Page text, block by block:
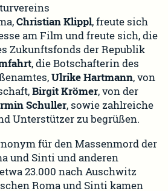
Christian Klippl, freute sich
am Film und freute sich, die
Zukunftsfonds der Republik
, die Botschafterin des
Ulrike Hartmann, von
Birgit Krömer, von der
Schuller, sowie zahlreiche
Unterstützer zu begrüßen.
für den Massenmord der
und Sinti und anderen
23.000 nach Auschwitz
Roma und Sinti kamen